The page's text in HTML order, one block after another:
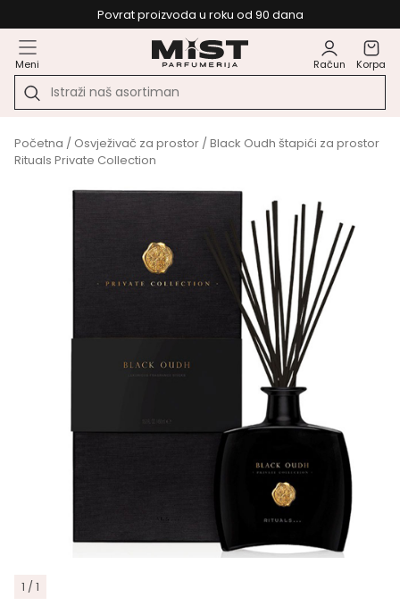
Povrat proizvoda u roku od 90 dana
Meni Račun Korpa
Početna / Osvježivač za prostor / Black Oudh štapići za prostor
Rituals Private Collection
1 / 1